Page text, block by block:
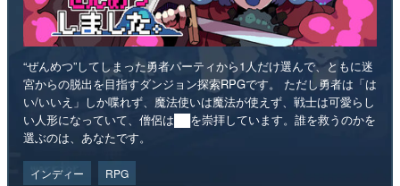
“ぜんめつ”してしまった勇者パーティから1人だけ選んで、ともに迷
宮からの脱出を目指すダンジョン探索RPGです。 ただし勇者は「は
い/いいえ」しか喋れず、魔法使いは魔法が使えず、戦士は可愛らし
い人形になっていて、僧侶は██を崇拝しています。誰を救うのかを
選ぶのは、あなたです。
インディー RPG